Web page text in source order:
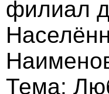
филиал
Тема: